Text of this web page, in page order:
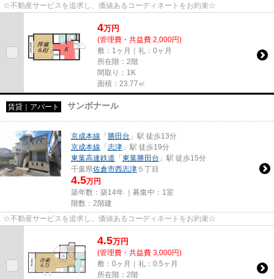
☆不動産サービスを追求し、価値あるコーディネートをお約束☆
4万円
(管理費・共益費 2,000円)
敷：1ヶ月｜礼：0ヶ月
所在階：2階
間取り：1K
面積：23.77㎡
賃貸｜アパート サンボナール
京成本線 「 勝田台 」駅 徒歩13分
京成本線 「 志津 」駅 徒歩19分
東葉高速鉄道 「 東葉勝田台 」駅 徒歩15分
千葉県佐倉市西志津 ５丁目
4.5万円
築年数：築14年 ｜募集中： 1室
階数：2階建
☆不動産サービスを追求し、価値あるコーディネートをお約束☆
4.5万円
(管理費・共益費 3,000円)
敷：0ヶ月｜礼：0.5ヶ月
所在階：2階